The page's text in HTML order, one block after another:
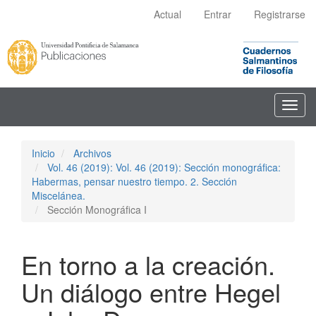
principal
Barra
lateral
Actual Entrar Registrarse
Inicio
Archivos
Vol. 46 (2019): Vol. 46 (2019): Sección monográfica:
Habermas, pensar nuestro tiempo. 2. Sección
Miscelánea.
Sección Monográfica I
En torno a la creación.
Un diálogo entre Hegel